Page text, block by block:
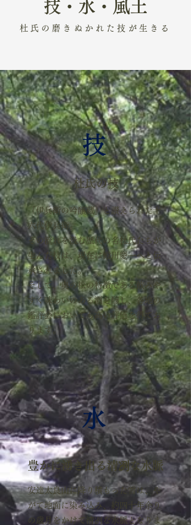
技・水・風土
杜氏の磨きぬかれた技が生きる
技
杜氏の技
「伊兵衛の吟醸蔵」と讃えられた十
六代伊兵衛。
その流れを汲む歴代の名杜氏たちが
生んだ技は、現在は殿川慶一へと伝
承されました。
そして、奥の松の特徴である飲みや
すく味わいのある酒を醸し、各地の
鑑評会においても高い評価を得てお
ります。
水
豊かに湧き出る清冽な水脈
安達太良山に降り積もった雪は、や
がて地面に染み込み、約四十年余り
の歳月をかけて清冽な水脈となりま